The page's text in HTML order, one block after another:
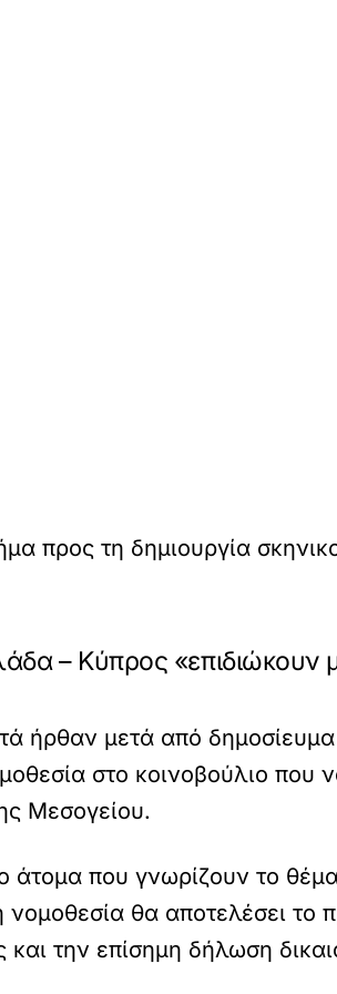
προς τη δημιουργία
– Κύπρος «επιδιώκουν
ήρθαν μετά από
στο κοινοβούλιο που
Μεσογείου.
άτομα που γνωρίζουν το
νομοθεσία θα αποτελέσει
και την επίσημη δήλωση